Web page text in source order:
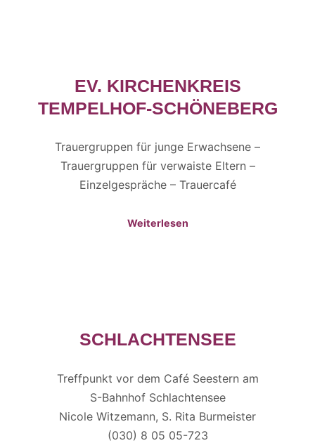
EV. KIRCHENKREIS
TEMPELHOF-SCHÖNEBERG
Trauergruppen für junge Erwachsene –
Trauergruppen für verwaiste Eltern –
Einzelgespräche – Trauercafé
Weiterlesen
SCHLACHTENSEE
Treffpunkt vor dem Café Seestern am
S-Bahnhof Schlachtensee
Nicole Witzemann, S. Rita Burmeister
(030) 8 05 05-723